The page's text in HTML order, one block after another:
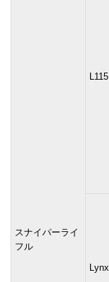
スナイパーライ
フル
L115
Lynx